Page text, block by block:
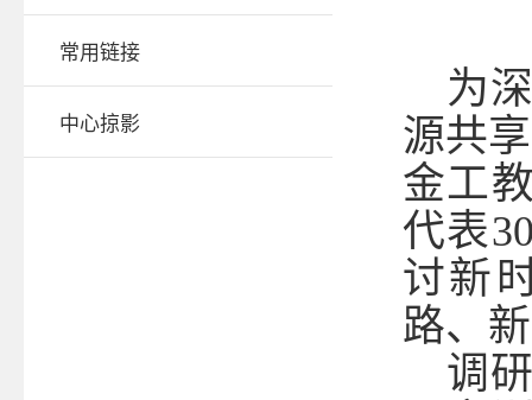
常用链接
中心掠影
为
源共
金工
代表
讨新
路、
调